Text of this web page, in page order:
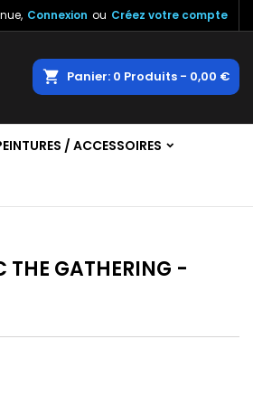
Connexion ou Créez votre compte
Panier 0 Produits - 0,00 €
/ ACCESSOIRES
THE GATHERING -